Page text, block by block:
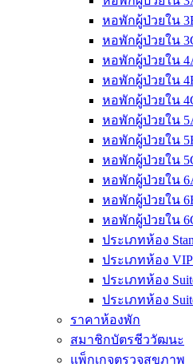
หอพักผู้ป่วยใน
หอพักผู้ป่วยใน
หอพักผู้ป่วยใน
หอพักผู้ป่วยใน
หอพักผู้ป่วยใน
หอพักผู้ป่วยใน
หอพักผู้ป่วยใน
หอพักผู้ป่วยใน
หอพักผู้ป่วยใน
หอพักผู้ป่วยใน
หอพักผู้ป่วยใน
ประเภทห้อง
ประเภทห้อง VIP
ประเภทห้อง
ประเภทห้อง
ราคาห้องพัก
สมาชิกบัตรชีววัฒนะ
แพ็กเกจตรวจสุขภาพ